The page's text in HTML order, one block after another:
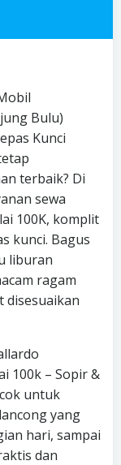
Bulu)
Kunci
terbaik? Di
sewa
100K, komplit
kunci. Bagus
liburan
ragam
disesuaikan
100k – Sopir &
untuk
yang
hari, sampai
dan